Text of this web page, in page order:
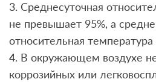
3. Среднесуточная
не превышает 95%, а
относительная
4. В окружающем воздухе
коррозийных или